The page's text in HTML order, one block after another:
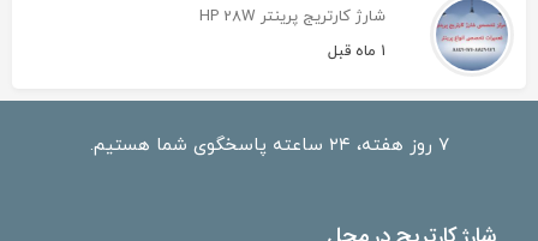
شارژ کارتریج پرینتر HP 28W
1 ماه قبل
۷ روز هفته، ۲۴ ساعته پاسخگوی شما هستیم.
شارژ کارتریج در محل